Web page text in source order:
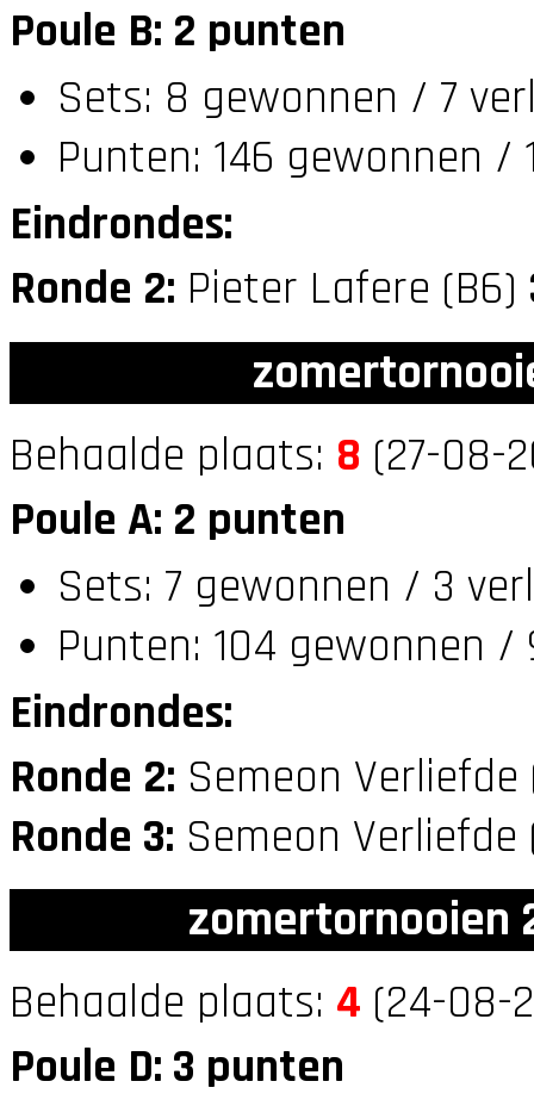
Poule B: 2 punten
Sets: 8 gewonnen / 7
Punten: 146 gewonnen /
Eindrondes:
Ronde 2: Pieter Lafere (B6)
Behaalde plaats: 8 (27-08-
Poule A: 2 punten
Sets: 7 gewonnen / 3
Punten: 104 gewonnen /
Eindrondes:
Ronde 2: Semeon
Ronde 3: Semeon
zomertornooien
Behaalde plaats: 4 (24-08-
Poule D: 3 punten